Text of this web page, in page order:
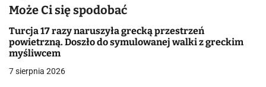
a
c
j
a
Może Ci się spodobać
Turcja 17 razy naruszyła grecką przestrzeń
powietrzną. Doszło do symulowanej walki z greckim
myśliwcem
7 sierpnia 2026